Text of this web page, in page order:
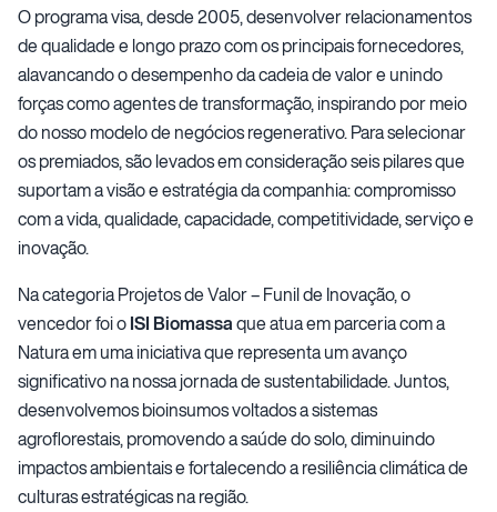
O programa visa, desde 2005, desenvolver relacionamentos
de qualidade e longo prazo com os principais fornecedores,
alavancando o desempenho da cadeia de valor e unindo
forças como agentes de transformação, inspirando por meio
do nosso modelo de negócios regenerativo. Para selecionar
os premiados, são levados em consideração seis pilares que
suportam a visão e estratégia da companhia: compromisso
com a vida, qualidade, capacidade, competitividade, serviço e
inovação.
Na categoria Projetos de Valor – Funil de Inovação, o
vencedor foi oISI Biomassaque atua em parceria com a
Natura em uma iniciativa que representa um avanço
significativo na nossa jornada de sustentabilidade. Juntos,
desenvolvemos bioinsumos voltados a sistemas
agroflorestais, promovendo a saúde do solo, diminuindo
impactos ambientais e fortalecendo a resiliência climática de
culturas estratégicas na região.